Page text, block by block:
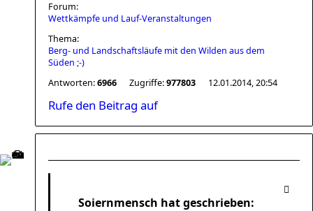
Forum:
Wettkämpfe und Lauf-Veranstaltungen
Thema:
Berg- und Landschaftsläufe mit den Wilden aus dem
Süden ;-)
Antworten:6966 Zugriffe:977803 12.01.2014, 20:54
Rufe den Beitrag auf
Soiernmensch hat geschrieben: